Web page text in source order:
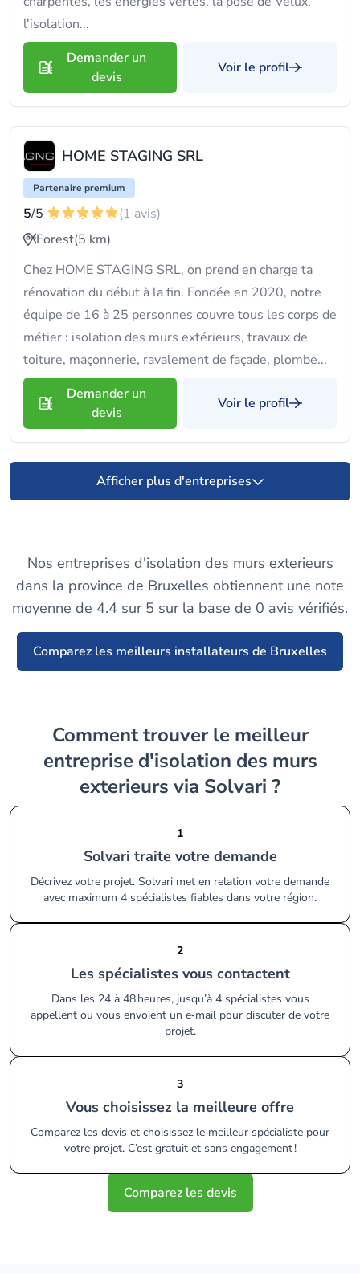
l'isolation...
Demander un
devis
Voir le profil
HOME STAGING SRL
Partenaire premium
5/5
(1 avis)
Forest(5 km)
Chez HOME STAGING SRL, on prend en charge ta
rénovation du début à la fin. Fondée en 2020, notre
équipe de 16 à 25 personnes couvre tous les corps de
métier : isolation des murs extérieurs, travaux de
toiture, maçonnerie, ravalement de façade, plombe...
Demander un
devis
Voir le profil
Afficher plus d'entreprises
Nos entreprises d'isolation des murs exterieurs
dans la province de Bruxelles obtiennent une note
moyenne de 4.4 sur 5 sur la base de 0 avis vérifiés.
Comparez les meilleurs installateurs de Bruxelles
Comment trouver le meilleur
entreprise d'isolation des murs
exterieurs via Solvari ?
1
Solvari traite votre demande
Décrivez votre projet. Solvari met en relation votre demande
avec maximum 4 spécialistes fiables dans votre région.
2
Les spécialistes vous contactent
Dans les 24 à 48 heures, jusqu’à 4 spécialistes vous
appellent ou vous envoient un e‑mail pour discuter de votre
projet.
3
Vous choisissez la meilleure offre
Comparez les devis et choisissez le meilleur spécialiste pour
votre projet. C’est gratuit et sans engagement !
Comparez les devis